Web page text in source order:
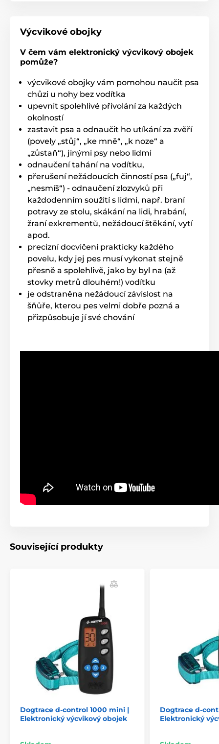
Pro 2 psy
Výcvikové obojky
V čem vám elektronický výcvikový obojek
pomůže?
výcvikové obojky vám pomohou naučit psa
chůzi u nohy bez vodítka
upevnit spolehlivé přivolání za každých
okolností
zastavit psa a odnaučit ho utíkání za zvěří
(povely „stůj“, „ke mně“, „k noze“ a
„zůstaň“), jinými psy nebo lidmi
odnaučení tahání na vodítku,
přerušení nežádoucích činností psa („fuj“,
„nesmíš“) - odnaučení zlozvyků při
každodenním soužití s lidmi, např. braní
potravy ze stolu, skákání na lidi, hrabání,
žraní exkrementů, nežádoucí štěkání, vytí
apod.
precizní docvičení prakticky každého
povelu, kdy jej pes musí vykonat stejně
přesně a spolehlivě, jako by byl na (až
stovky metrů dlouhém!) vodítku
je odstraněna nežádoucí závislost na
šňůře, kterou pes velmi dobře pozná a
přizpůsobuje jí své chování
Související produkty
Dogtrace d-control 1000 mini |
Elektronický výcvikový obojek
Dogtrace d-
Elektronický